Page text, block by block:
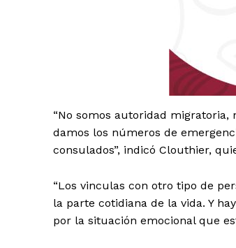
“No somos autoridad
damos los números de
consulados”, indicó Clouthier,
“Los vinculas con otro tipo de
la parte cotidiana de la vida. Y
por la situación emocional que